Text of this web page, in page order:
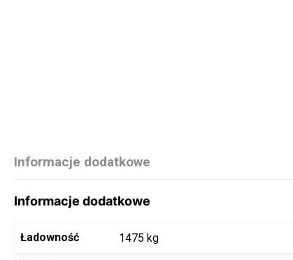
Informacje dodatkowe
Informacje dodatkowe
Ładowność 1475 kg